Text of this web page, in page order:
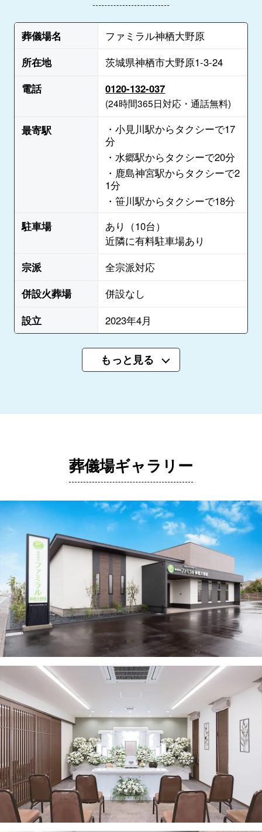
葬儀場名
ファミラル神栖大野原
所在地
茨城県神栖市大野原1-3-24
電話
0120-132-037
(24時間365日対応・通話無料)
最寄駅
・小見川駅からタクシーで17
分
・水郷駅からタクシーで20分
・鹿島神宮駅からタクシーで2
1分
・笹川駅からタクシーで18分
駐車場
あり（10台）
近隣に有料駐車場あり
宗派
全宗派対応
併設火葬場
併設なし
設立
2023年4月
もっと見る
葬儀場ギャラリー